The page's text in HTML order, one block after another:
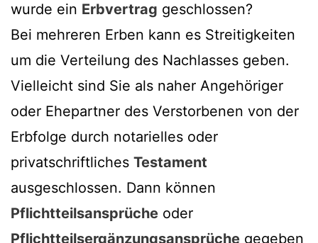
wurde ein Erbvertrag geschlossen?
Bei mehreren Erben kann es Streitigkeiten
um die Verteilung des Nachlasses geben.
Vielleicht sind Sie als naher Angehöriger
oder Ehepartner des Verstorbenen von der
Erbfolge durch notarielles oder
privatschriftliches Testament
ausgeschlossen. Dann können
Pflichtteilsansprüche oder
Pflichtteilsergänzungsansprüche gegeben